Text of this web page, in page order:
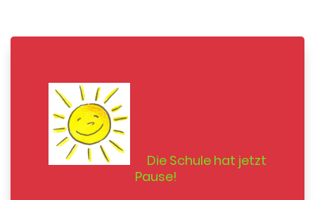
Die Schule hat jetzt
Pause!